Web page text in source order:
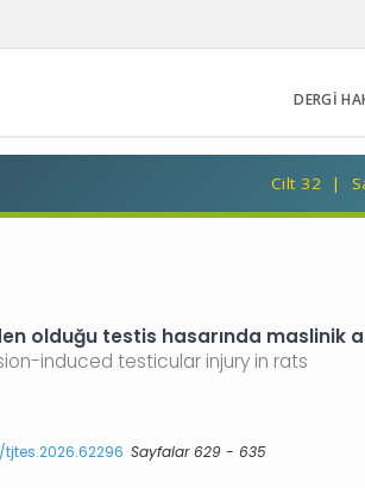
DERGİ
Cilt 32 |
olduğu testis hasarında maslinik
induced testicular injury in rats
tjtes.2026.62296 Sayfalar 629 - 635